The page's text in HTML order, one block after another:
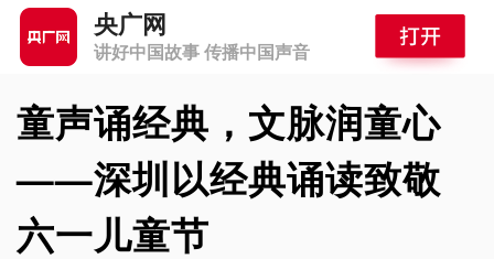
央广网
讲好中国故事 传播中国声音
童声诵经典，文脉润童心
——深圳以经典诵读致敬
六一儿童节